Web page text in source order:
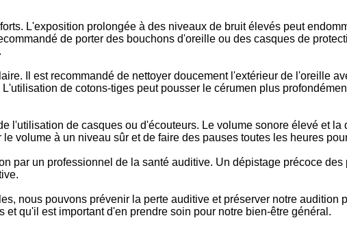
L'exposition prolongée à des niveaux de bruit élevés peut
de porter des bouchons d'oreille ou des casques de
Il est recommandé de nettoyer doucement l'extérieur de l'oreille
de cotons-tiges peut pousser le cérumen plus
l'utilisation de casques ou d'écouteurs. Le volume sonore élevé et
volume à un niveau sûr et de faire des pauses toutes les heures
par un professionnel de la santé auditive. Un dépistage précoce
nous pouvons prévenir la perte auditive et préserver notre audition
qu'il est important d'en prendre soin pour notre bien-être général.